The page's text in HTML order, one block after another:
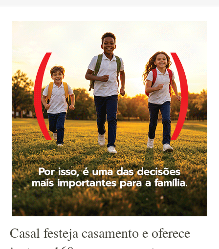
Casal festeja casamento e oferece